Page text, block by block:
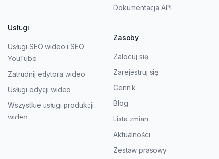
Usługi
Usługi SEO wideo i SEO
YouTube
Zatrudnij edytora wideo
Usługi edycji wideo
Wszystkie usługi produkcji
wideo
Dokumentacja API
Zasoby
Zaloguj się
Zarejestruj się
Cennik
Blog
Lista zmian
Aktualności
Zestaw prasowy